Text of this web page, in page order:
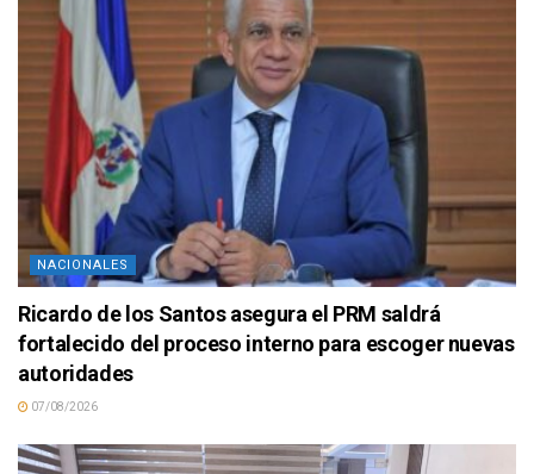
NACIONALES
Ricardo de los Santos asegura el PRM saldrá
fortalecido del proceso interno para escoger nuevas
autoridades
07/08/2026